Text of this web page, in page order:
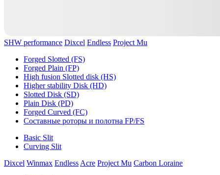
SHW performance Dixcel Endless Project Mu
Forged Slotted (FS)
Forged Plain (FP)
High fusion Slotted disk (HS)
Higher stability Disk (HD)
Slotted Disk (SD)
Plain Disk (PD)
Forged Curved (FC)
Составные роторы и полотна FP/FS
Basic Slit
Curving Slit
Dixcel Winmax Endless Acre Project Mu Carbon Loraine